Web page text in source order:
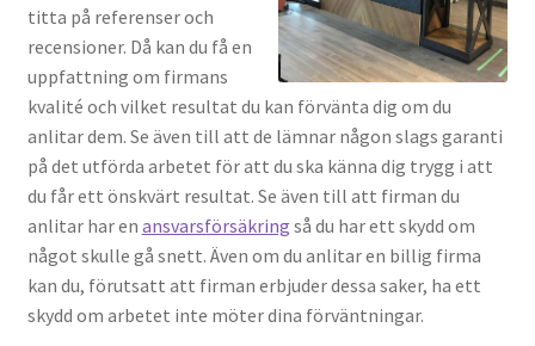
titta på referenser och
recensioner. Då kan du få en
uppfattning om firmans
kvalité och vilket resultat du kan förvänta dig om du
anlitar dem. Se även till att de lämnar någon slags garanti
på det utförda arbetet för att du ska känna dig trygg i att
du får ett önskvärt resultat. Se även till att firman du
anlitar har en ansvarsförsäkring så du har ett skydd om
något skulle gå snett. Även om du anlitar en billig firma
kan du, förutsatt att firman erbjuder dessa saker, ha ett
skydd om arbetet inte möter dina förväntningar.